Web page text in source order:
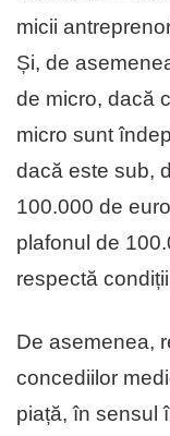
micii
Și, de
de micro, dacă
micro sunt
dacă este sub,
100.000 de
plafonul de
respectă
De asemenea,
concediilor
piață, în sensul